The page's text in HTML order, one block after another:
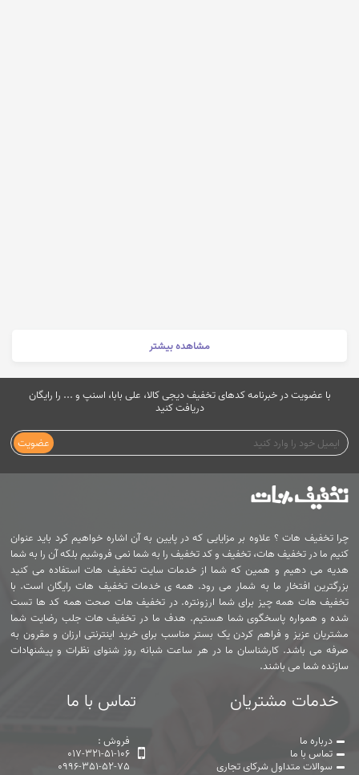
مشاهده بیشتر
با عضویت در خبرنامه کدهای تخفیف دیجی کالا، علی بابا، اسنپ و ... را رایگان
دریافت کنید
عضویت
چرا تخفیف هات ؟ علاوه بر مزایایی که در پایین به آن اشاره خواهیم کرد باید عنوان
کنیم ما در تخفیف هات، تخفیف و کد تخفیف را به شما نمی فروشیم بلکه آن را به شما
هدیه می دهیم و همین که شما از خدمات سایت تخفیف هات استفاده می کنید
بزرگترین افتخار ما به شمار می رود. همه ی خدمات تخفیف هات رایگان است. با
تخفیف هات همه چیز برای شما ارزونتره. در تخفیف هات صحت همه کد ها تست
شده و همواره پاسخگوی شما هستیم. هدف ما در تخفیف هات جلب رضایت شما
مشتریان عزیز و فراهم کردن یک بستر مناسب برای خرید اینترنتی ارزان و مقرون به
صرفه می باشد. کارشناسان ما در هر ساعت شبانه روز شنوای نظرات و پیشنهادات
سازنده شما می باشند.
خدمات مشتریان
درباره ما
تماس با ما
سوالات متداول شرکای تجاری
تماس با ما
فروش :
017-321-51-106
0996-351-52-75